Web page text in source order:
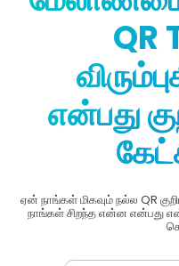
QR
என்பது
ஏன் நாங்கள் மிகவும் நல்ல QR
நாங்கள் சிறந்த என்ன என்பது